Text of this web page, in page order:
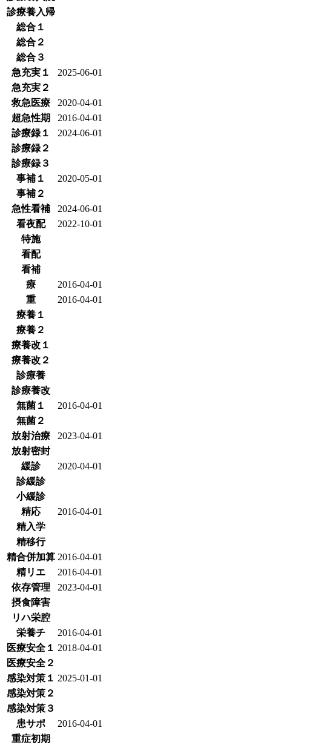
診療養入帰
総合１
総合２
総合３
急充実１
2025-06-01
急充実２
救急医療
2020-04-01
超急性期
2016-04-01
診療録１
2024-06-01
診療録２
診療録３
事補１
2020-05-01
事補２
急性看補
2024-06-01
看夜配
2022-10-01
特施
看配
看補
療
2016-04-01
重
2016-04-01
療養１
療養２
療養改１
療養改２
診療養
診療養改
無菌１
2016-04-01
無菌２
放射治療
2023-04-01
放射密封
緩診
2020-04-01
診緩診
小緩診
精応
2016-04-01
精入学
精移行
精合併加算 2016-04-01
精リエ
2016-04-01
依存管理
2023-04-01
摂食障害
リハ栄腔
栄養チ
2016-04-01
医療安全１ 2018-04-01
医療安全２
感染対策１ 2025-01-01
感染対策２
感染対策３
患サポ
2016-04-01
重症初期